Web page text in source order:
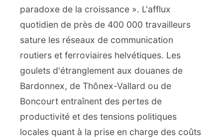
paradoxe de la croissance ». L'afflux
quotidien de près de 400 000 travailleurs
sature les réseaux de communication
routiers et ferroviaires helvétiques. Les
goulets d'étranglement aux douanes de
Bardonnex, de Thônex-Vallard ou de
Boncourt entraînent des pertes de
productivité et des tensions politiques
locales quant à la prise en charge des coûts